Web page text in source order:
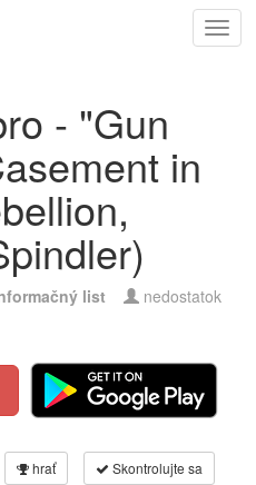
- "Gun
in
list nedostatok
hrať Skontrolujte sa